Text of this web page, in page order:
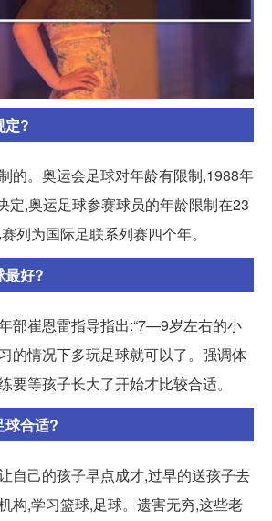
定?
的。奥运会足球对年龄有限制,1988年
定,奥运足球参赛球员的年龄限制在23
列为国际足联系列赛四个年。
最好?
部崔恩雷指导指出:“7—9岁左右的小
的情况下多玩足球就可以了。强调体
要等孩子长大了开始才比较合适。
球合适?
自己的孩子早点成才,过早的送孩子去
构,学习篮球,足球。遗害无穷,这些老